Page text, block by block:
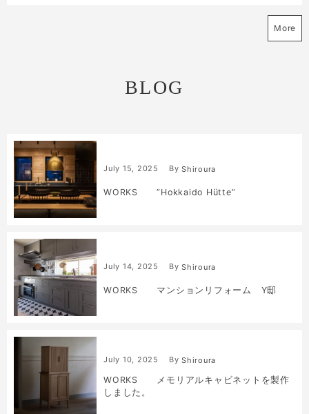
More
BLOG
July 15, 2025 By Shiroura
WORKS ”Hokkaido Hütte”
July 14, 2025 By Shiroura
WORKS マンションリフォーム Y邸
July 10, 2025 By Shiroura
WORKS メモリアルキャビネットを製作
しました。